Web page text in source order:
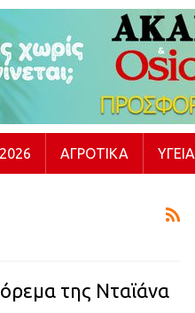
ΑΓΡΟΤΙΚΆ ΥΓΕΊΑ
της Νταϊάνα